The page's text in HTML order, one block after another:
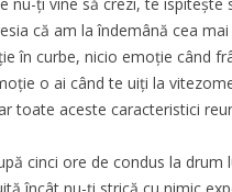
că am la îndemână cea
în curbe, nicio emoție când
o ai când te uiți la
toate aceste caracteristici
cinci ore de condus la
încât nu-ți strică cu nimic